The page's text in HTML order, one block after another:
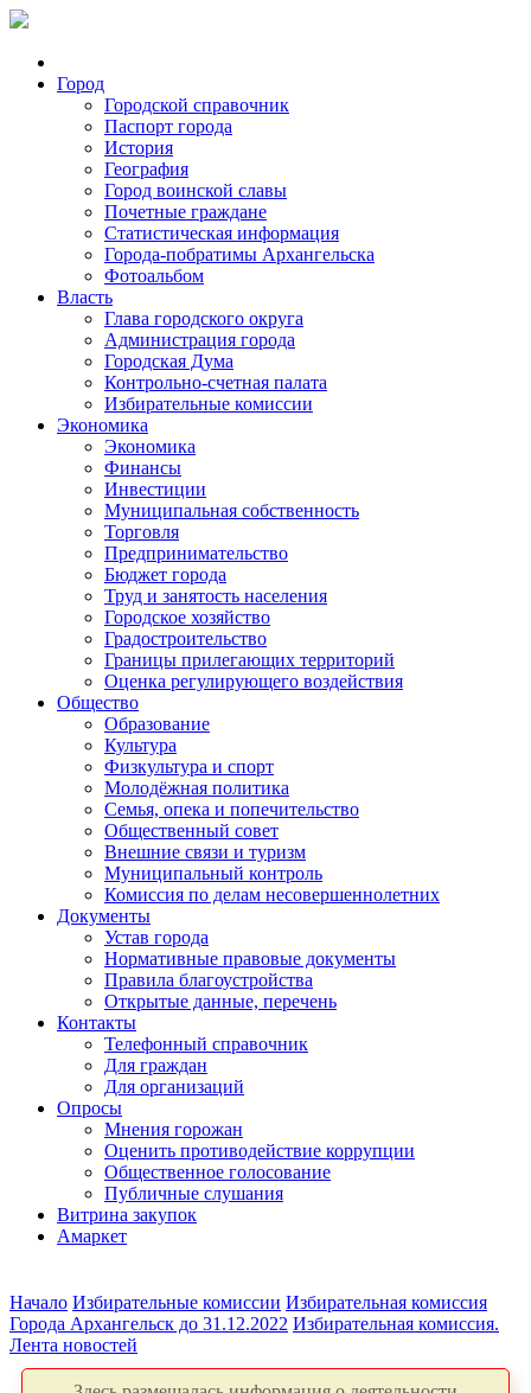
Город
Городской справочник
Паспорт города
История
География
Город воинской славы
Почетные граждане
Статистическая информация
Города-побратимы Архангельска
Фотоальбом
Власть
Глава городского округа
Администрация города
Городская Дума
Контрольно-счетная палата
Избирательные комиссии
Экономика
Экономика
Финансы
Инвестиции
Муниципальная собственность
Торговля
Предпринимательство
Бюджет города
Труд и занятость населения
Городское хозяйство
Градостроительство
Границы прилегающих территорий
Оценка регулирующего воздействия
Общество
Образование
Культура
Физкультура и спорт
Молодёжная политика
Семья, опека и попечительство
Общественный совет
Внешние связи и туризм
Муниципальный контроль
Комиссия по делам несовершеннолетних
Документы
Устав города
Нормативные правовые документы
Правила благоустройства
Открытые данные, перечень
Контакты
Телефонный справочник
Для граждан
Для организаций
Опросы
Мнения горожан
Оценить противодействие коррупции
Общественное голосование
Публичные слушания
Витрина закупок
Амаркет
Начало Избирательные комиссии Избирательная комиссия
Города Архангельск до 31.12.2022 Избирательная комиссия.
Лента новостей